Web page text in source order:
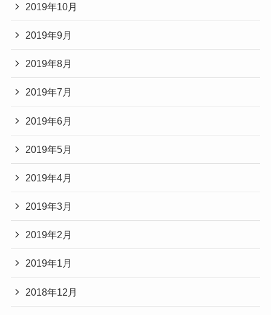
2019年10月
2019年9月
2019年8月
2019年7月
2019年6月
2019年5月
2019年4月
2019年3月
2019年2月
2019年1月
2018年12月